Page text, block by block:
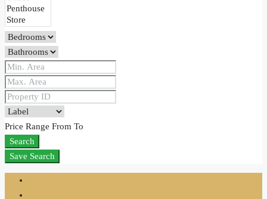
Price Range From To
Search
Save Search